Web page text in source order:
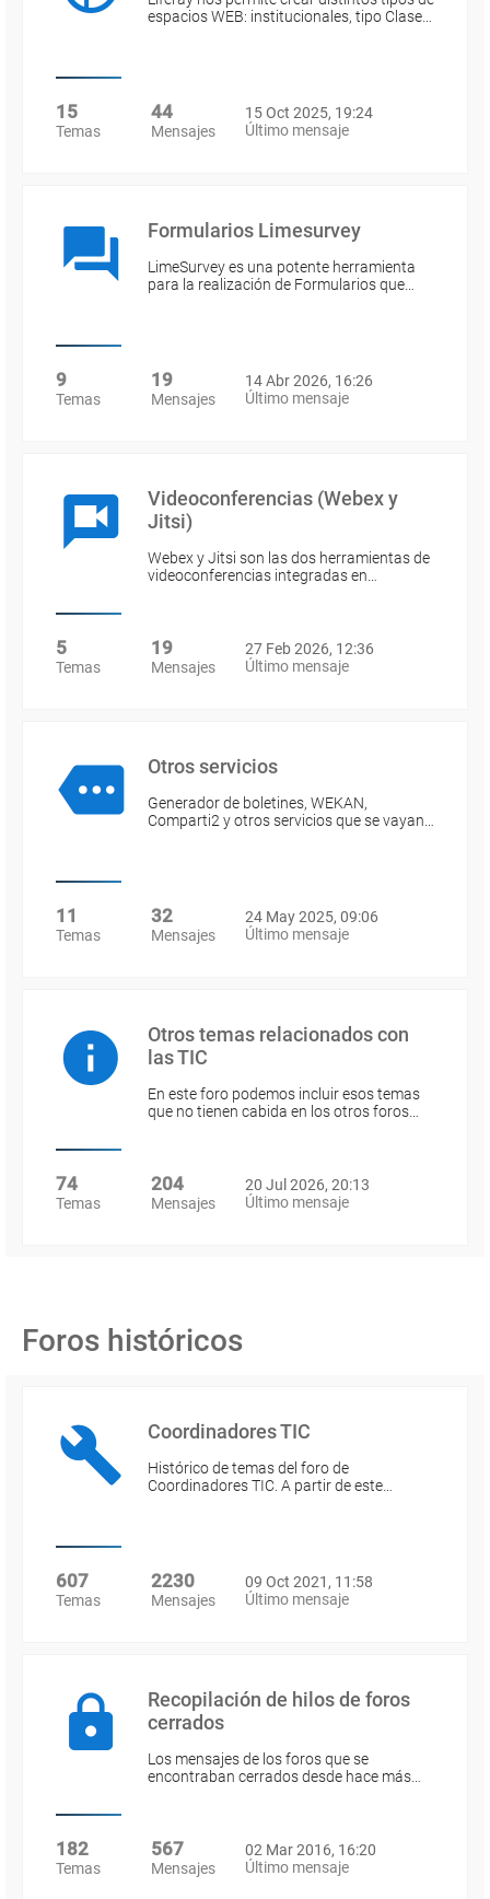
espacios WEB: institucionales, tipo Clase…
15
Temas
44
Mensajes
15 Oct 2025, 19:24
Último mensaje
Formularios Limesurvey
LimeSurvey es una potente herramienta
para la realización de Formularios que…
9
Temas
19
Mensajes
14 Abr 2026, 16:26
Último mensaje
Videoconferencias (Webex y
Jitsi)
Webex y Jitsi son las dos herramientas de
videoconferencias integradas en…
5
Temas
19
Mensajes
27 Feb 2026, 12:36
Último mensaje
Otros servicios
Generador de boletines, WEKAN,
Comparti2 y otros servicios que se vayan…
11
Temas
32
Mensajes
24 May 2025, 09:06
Último mensaje
Otros temas relacionados con
las TIC
En este foro podemos incluir esos temas
que no tienen cabida en los otros foros…
74
Temas
204
Mensajes
20 Jul 2026, 20:13
Último mensaje
Foros históricos
Coordinadores TIC
Histórico de temas del foro de
Coordinadores TIC. A partir de este…
607
Temas
2230
Mensajes
09 Oct 2021, 11:58
Último mensaje
Recopilación de hilos de foros
cerrados
Los mensajes de los foros que se
encontraban cerrados desde hace más…
182
Temas
567
Mensajes
02 Mar 2016, 16:20
Último mensaje